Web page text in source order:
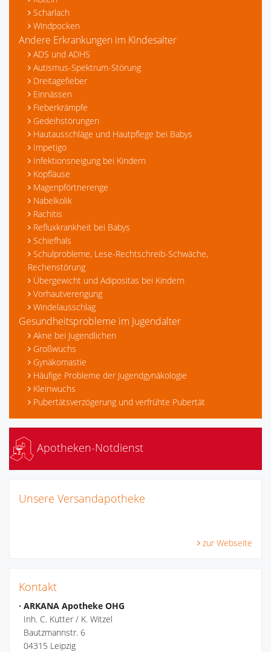
Scharlach
Windpocken
Andere Erkrankungen im Kindesalter
ADS und ADHS
Autismus-Spektrum-Störung
Dreitagefieber
Einnässen
Fieberkrämpfe
Gedeihstörungen
Hautausschläge und Hautpflege bei Babys
Impetigo
Infektionsneigung bei Kindern
Kopfläuse
Magenpförtnerenge
Nabelkolik
Rachitis
Refluxkrankheit bei Babys
Schiefhals
Schulprobleme, Lese-Rechtschreib-Schwäche,
Rechenstörung
Übergewicht und Adipositas bei Kindern
Vorhautverengung
Windelausschlag
Gesundheitsprobleme im Jugendalter
Akne bei Jugendlichen
Großwuchs
Gynäkomastie
Häufige Probleme der Jugendgynäkologie
Kleinwuchs
Pubertätsverzögerung und verfrühte Pubertät
Apotheken-Notdienst
Unsere Versandapotheke
zur Webseite
Kontakt
· ARKANA Apotheke OHG
Inh. C. Kutter / K. Witzel
Bautzmannstr. 6
04315 Leipzig